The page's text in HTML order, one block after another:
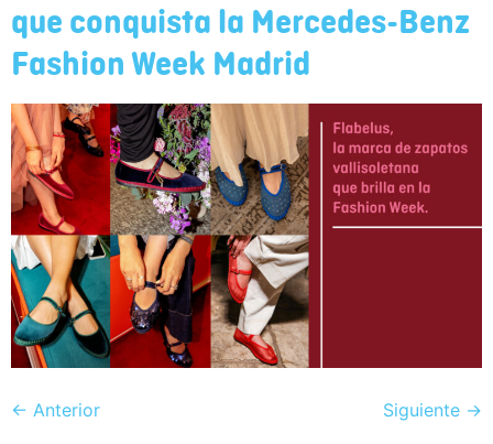
que conquista la Mercedes-Benz
Fashion Week Madrid
← Anterior Siguiente →